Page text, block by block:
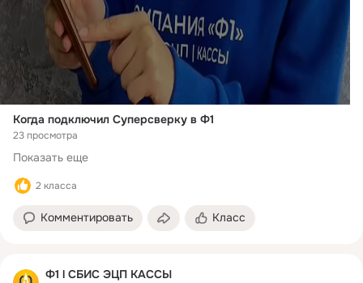
Когда подключил Суперсверку в Ф1
23 просмотра
Показать еще
2 класса
Комментировать Класс
Ф1 l СБИС ЭЦП КАССЫ